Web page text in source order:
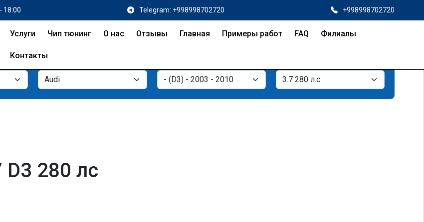
18:00 Telegram: +998998702720 +998998702720
Услуги Чип тюнинг О нас Отзывы Главная Примеры работ FAQ Филиалы
Контакты
280 лс